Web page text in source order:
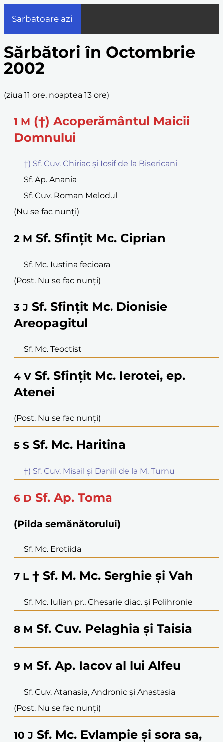
Sarbatoare azi
Sărbători în Octombrie
2002
(ziua 11 ore, noaptea 13 ore)
1 M (†) Acoperământul Maicii
Domnului
†) Sf. Cuv. Chiriac și Iosif de la Bisericani
Sf. Ap. Anania
Sf. Cuv. Roman Melodul
(Nu se fac nunți)
2 M Sf. Sfințit Mc. Ciprian
Sf. Mc. Iustina fecioara
(Post. Nu se fac nunți)
3 J Sf. Sfințit Mc. Dionisie
Areopagitul
Sf. Mc. Teoctist
4 V Sf. Sfințit Mc. Ierotei, ep.
Atenei
(Post. Nu se fac nunți)
5 S Sf. Mc. Haritina
†) Sf. Cuv. Misail și Daniil de la M. Turnu
6 D Sf. Ap. Toma
(Pilda semănătorului)
Sf. Mc. Erotiida
7 L † Sf. M. Mc. Serghie și Vah
Sf. Mc. Iulian pr., Chesarie diac. și Polihronie
8 M Sf. Cuv. Pelaghia și Taisia
9 M Sf. Ap. Iacov al lui Alfeu
Sf. Cuv. Atanasia, Andronic și Anastasia
(Post. Nu se fac nunți)
10 J Sf. Mc. Evlampie și sora sa,